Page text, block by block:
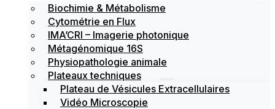
Biochimie & Métabolisme
Cytométrie en Flux
IMA’CRI – Imagerie photonique
Métagénomique 16S
Physiopathologie animale
Plateaux techniques
Plateau de Vésicules Extracellulaires
Vidéo Microscopie